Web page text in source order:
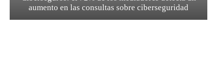
aumento en las consultas sobre ciberseguridad